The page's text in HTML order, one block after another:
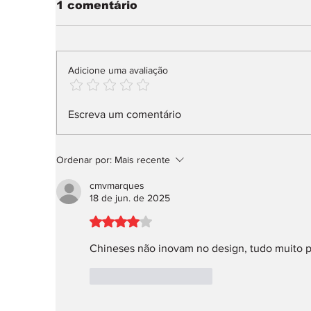
Na Fortune Global 500,
1 comentário
Adicione uma avaliação
Escreva um comentário
Ordenar por: Mais recente
cmvmarques
18 de jun. de 2025
Avaliado com 4 de 5 estrelas.
Chineses não inovam no design, tudo muito